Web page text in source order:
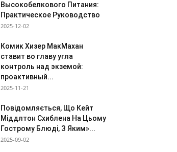
Высокобелкового Питания:
Практическое Руководство
2025-12-02
Комик Хизер МакМахан
ставит во главу угла
контроль над экземой:
проактивный...
2025-11-21
Повідомляється, Що Кейт
Міддлтон Схиблена На Цьому
Гострому Блюді, З Яким»...
2025-09-02